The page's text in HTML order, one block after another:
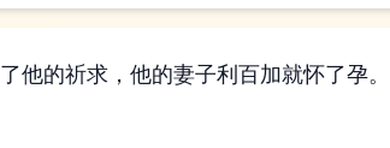
妻子不能生育，就为她祈求𐤉𐤄𐤅𐤄，𐤉𐤄𐤅𐤄应允了他的祈求，他的妻子利百加就怀了孕。